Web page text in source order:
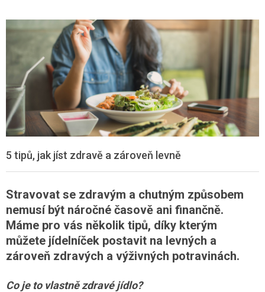
5 tipů, jak jíst zdravě a zároveň levně
Stravovat se zdravým a chutným způsobem
nemusí být náročné časově ani finančně.
Máme pro vás několik tipů, díky kterým
můžete jídelníček postavit na levných a
zároveň zdravých a výživných potravinách.
Co je to vlastně zdravé jídlo?